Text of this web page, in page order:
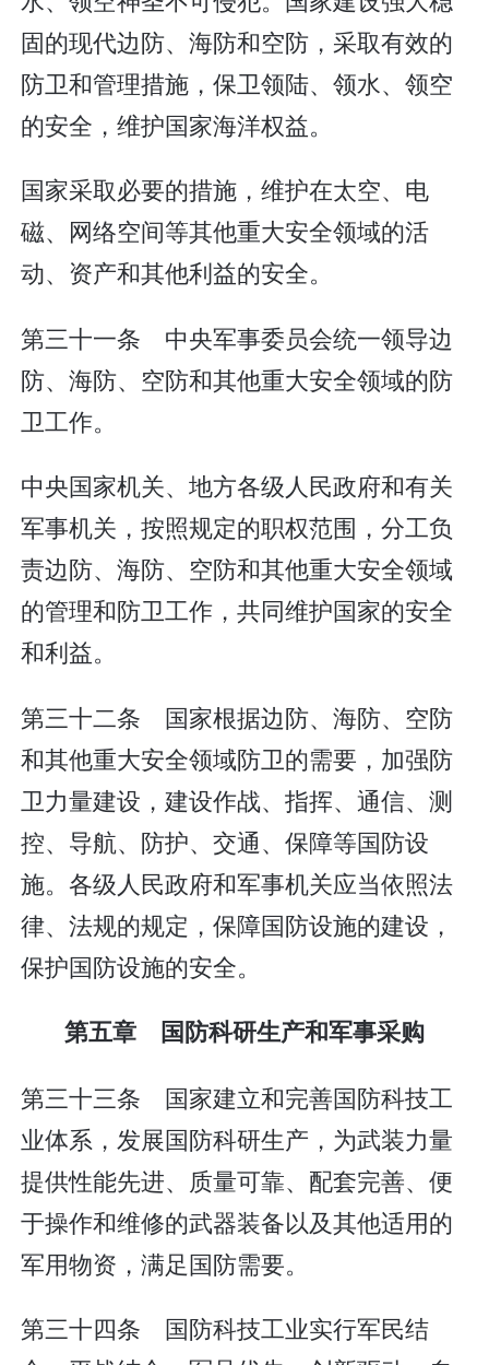
固的现代边防、海防和空防，采取有效的
防卫和管理措施，保卫领陆、领水、领空
的安全，维护国家海洋权益。
国家采取必要的措施，维护在太空、电
磁、网络空间等其他重大安全领域的活
动、资产和其他利益的安全。
第三十一条 中央军事委员会统一领导边
防、海防、空防和其他重大安全领域的防
卫工作。
中央国家机关、地方各级人民政府和有关
军事机关，按照规定的职权范围，分工负
责边防、海防、空防和其他重大安全领域
的管理和防卫工作，共同维护国家的安全
和利益。
第三十二条 国家根据边防、海防、空防
和其他重大安全领域防卫的需要，加强防
卫力量建设，建设作战、指挥、通信、测
控、导航、防护、交通、保障等国防设
施。各级人民政府和军事机关应当依照法
律、法规的规定，保障国防设施的建设，
保护国防设施的安全。
第五章 国防科研生产和军事采购
第三十三条 国家建立和完善国防科技工
业体系，发展国防科研生产，为武装力量
提供性能先进、质量可靠、配套完善、便
于操作和维修的武器装备以及其他适用的
军用物资，满足国防需要。
第三十四条 国防科技工业实行军民结